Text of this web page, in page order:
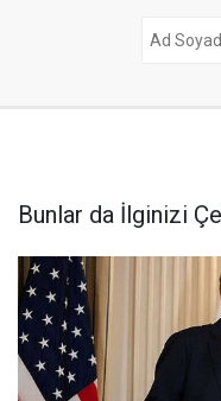
Bunlar da İlginizi